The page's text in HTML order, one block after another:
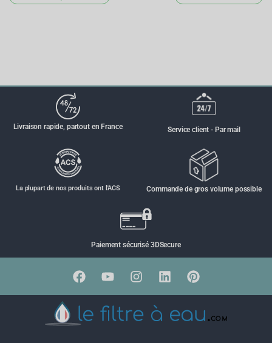
Livraison rapide, partout en France Service client - Par mail
La plupart de nos produits ont l'ACS Commande de gros volume possible
Paiement sécurisé 3DSecure